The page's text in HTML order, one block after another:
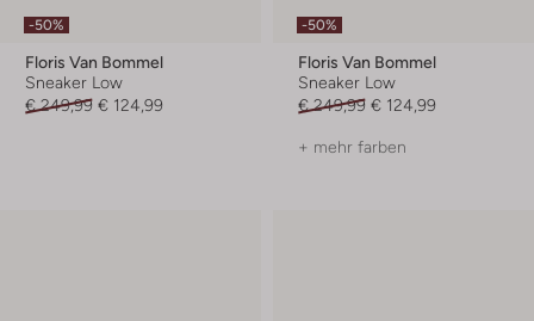
-50%
Floris Van Bommel
Sneaker Low
€ 249,99 € 124,99
-50%
Floris Van Bommel
Sneaker Low
€ 249,99 € 124,99
+ mehr farben